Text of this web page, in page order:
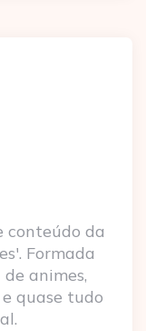
conteúdo da
Formada
animes,
quase tudo